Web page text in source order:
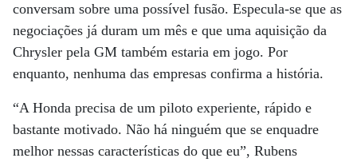
conversam sobre uma possível fusão. Especula-se que as
negociações já duram um mês e que uma aquisição da
Chrysler pela GM também estaria em jogo. Por
enquanto, nenhuma das empresas confirma a história.
“A Honda precisa de um piloto experiente, rápido e
bastante motivado. Não há ninguém que se enquadre
melhor nessas características do que eu”, Rubens